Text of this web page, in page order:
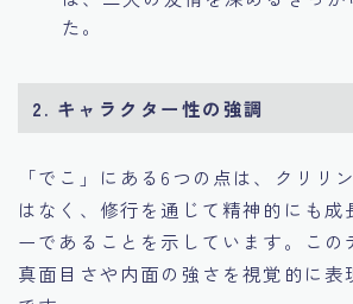
た。
2. キャラクター性の強調
「でこ」にある6つの点は、クリリ
はなく、修行を通じて精神的にも成
ーであることを示しています。この
真面目さや内面の強さを視覚的に表